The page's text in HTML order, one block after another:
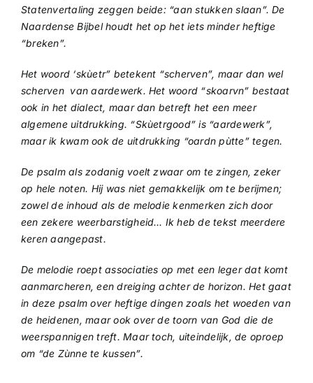
Statenvertaling zeggen beide: “aan stukken slaan”. De
Naardense Bijbel houdt het op het iets minder heftige
“breken”.
Het woord ‘skùetr” betekent “scherven”, maar dan wel
scherven van aardewerk. Het woord “skoarvn” bestaat
ook in het dialect, maar dan betreft het een meer
algemene uitdrukking. “Skùetrgood” is “aardewerk”,
maar ik kwam ook de uitdrukking “oardn pùtte” tegen.
De psalm als zodanig voelt zwaar om te zingen, zeker
op hele noten. Hij was niet gemakkelijk om te berijmen;
zowel de inhoud als de melodie kenmerken zich door
een zekere weerbarstigheid… Ik heb de tekst meerdere
keren aangepast.
De melodie roept associaties op met een leger dat komt
aanmarcheren, een dreiging achter de horizon. Het gaat
in deze psalm over heftige dingen zoals het woeden van
de heidenen, maar ook over de toorn van God die de
weerspannigen treft. Maar toch, uiteindelijk, de oproep
om “de Zùnne te kussen”.